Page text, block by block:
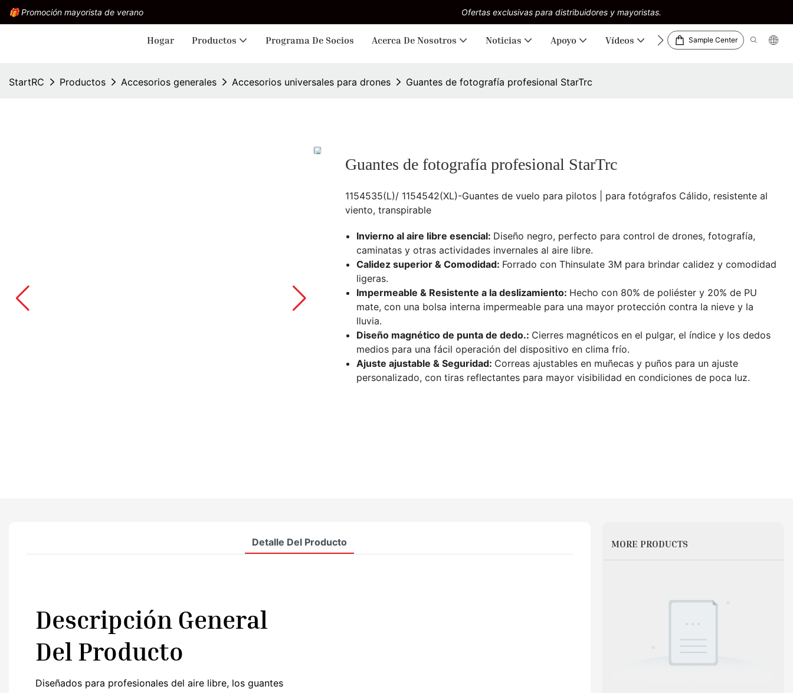
🎁 Promoción mayorista de verano Ofertas exclusivas para distribuidores y mayoristas.
Hogar Productos Programa De Socios Acerca De Nosotros Noticias Apoyo Vídeos DescargasSample Center
StartRC Productos Accesorios generales Accesorios universales para drones Guantes de fotografía profesional StarTrc
Guantes de fotografía profesional StarTrc
1154535(L)/ 1154542(XL)-Guantes de vuelo para pilotos | para fotógrafos Cálido, resistente al
viento, transpirable
Invierno al aire libre esencial: Diseño negro, perfecto para control de drones, fotografía,
caminatas y otras actividades invernales al aire libre.
Calidez superior & Comodidad: Forrado con Thinsulate 3M para brindar calidez y comodidad
ligeras.
Impermeable & Resistente a la deslizamiento: Hecho con 80% de poliéster y 20% de PU
mate, con una bolsa interna impermeable para una mayor protección contra la nieve y la
lluvia.
Diseño magnético de punta de dedo.: Cierres magnéticos en el pulgar, el índice y los dedos
medios para una fácil operación del dispositivo en clima frío.
Ajuste ajustable & Seguridad: Correas ajustables en muñecas y puños para un ajuste
personalizado, con tiras reflectantes para mayor visibilidad en condiciones de poca luz.
Detalle Del Producto
Descripción General
Del Producto
Diseñados para profesionales del aire libre, los guantes
MORE PRODUCTS